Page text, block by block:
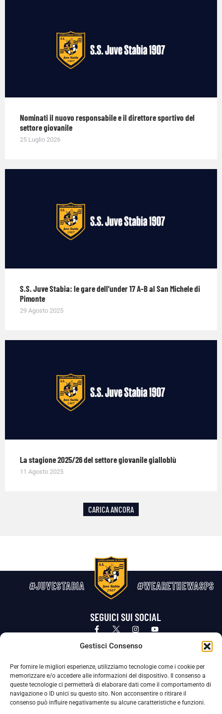
Gestisci Consenso
Per fornire le migliori esperienze, utilizziamo tecnologie come i cookie per
memorizzare e/o accedere alle informazioni del dispositivo. Il consenso a
queste tecnologie ci permetterà di elaborare dati come il comportamento di
navigazione o ID unici su questo sito. Non acconsentire o ritirare il
consenso può influire negativamente su alcune caratteristiche e funzioni.
Nominati il nuovo responsabile e il direttore sportivo del
settore giovanile
25 Luglio 2026
S.S. Juve Stabia: le gare dell’under 17 A-B al San Michele di
Pimonte
29 Agosto 2025
La stagione 2025/26 del settore giovanile gialloblù
11 Agosto 2025
CARICA ANCORA
#JUVESTABIA #WEARETHEWASPS
SEGUICI SUI SOCIAL
Privacy Policy Cookie Policy
La Società ha nominato il Responsabile della Protezione dei Dati Personali (DPO), figura specializzata che vigila sulle modalità
adottate dalla nostra Società per tutelare i Suoi dati personali.
Per contattare il DPO può scrivere a